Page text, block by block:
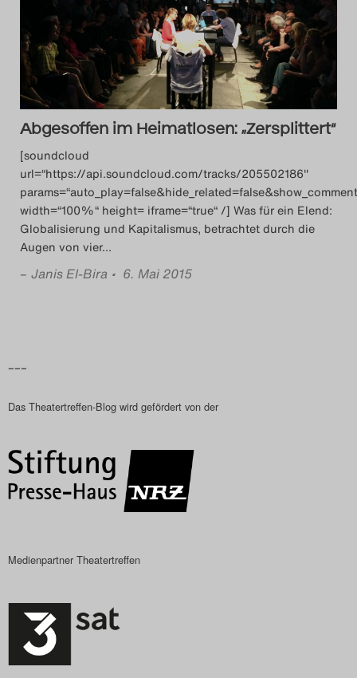
Das Theatertreffen-
Das Theatertreffen-
Das Theatertreffen-
Das Theatertreffen-
Das Theatertreffen-
Das Theatertreffen-
Das Theatertreffen-
Impressum
Abgesoffen im Heimatlosen: „Zersplittert“
[soundcloud
url=“https://api.soundcloud.com/tracks/205502186″
width=“100%“ height= iframe=“true“ /] Was für ein Elend:
Globalisierung und Kapitalismus, betrachtet durch die
Augen von vier…
– Janis El-Bira • 6. Mai 2015
–––
Das Theatertreffen-Blog wird gefördert von der
Medienpartner Theatertreffen